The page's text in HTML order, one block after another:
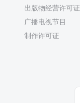
出版物经营许可证
广播电视节目
制作许可证